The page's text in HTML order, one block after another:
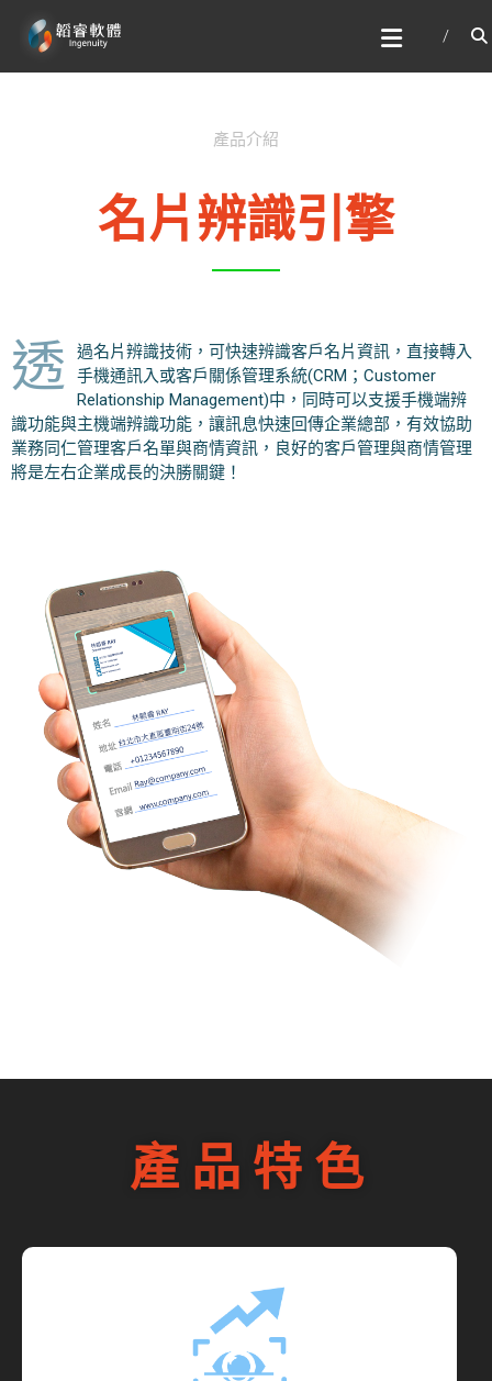
韜睿軟體有限公司
文字辨識與自然語言處理的專家
產品介紹
名片辨識引擎​
透
過名片辨識技術，可快速辨識客戶名片資訊，直接轉入
手機通訊入或客戶關係管理系統(CRM；Customer
Relationship Management)中，同時可以支援手機端辨
識功能與主機端辨識功能，讓訊息快速回傳企業總部，有效協助
業務同仁管理客戶名單與商情資訊，良好的客戶管理與商情管理
將是左右企業成長的決勝關鍵！
產 品 特 色